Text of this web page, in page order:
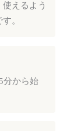
えるよう
。
分から始